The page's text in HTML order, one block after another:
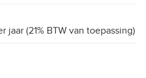
(21% BTW van toepassing)